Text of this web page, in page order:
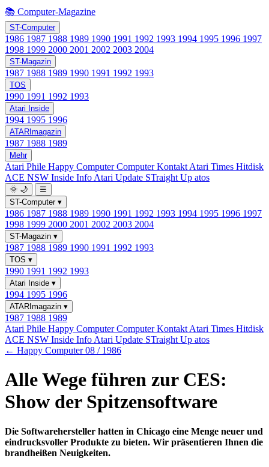
📚 Computer-Magazine
ST-Computer
1986 1987 1988 1989 1990 1991 1992 1993 1994 1995 1996 1997
1998 1999 2000 2001 2002 2003 2004
ST-Magazin
1987 1988 1989 1990 1991 1992 1993
TOS
1990 1991 1992 1993
Atari Inside
1994 1995 1996
ATARImagazin
1987 1988 1989
Mehr
Atari Phile Happy ComputerComputer Kontakt Atari Times Hitdisk
ACE NSW Inside Info Atari Update STraight Up atos
🌞 🌙
☰
ST-Computer ▾
1986 1987 1988 1989 1990 1991 1992 1993 1994 1995 1996 1997
1998 1999 2000 2001 2002 2003 2004
ST-Magazin ▾
1987 1988 1989 1990 1991 1992 1993
TOS ▾
1990 1991 1992 1993
Atari Inside ▾
1994 1995 1996
ATARImagazin ▾
1987 1988 1989
Atari Phile Happy ComputerComputer Kontakt Atari Times Hitdisk
ACE NSW Inside Info Atari Update STraight Up atos
← Happy Computer 08 / 1986
Alle Wege führen zur CES:
Show der Spitzensoftware
Die Softwarehersteller hatten in Chicago eine Menge neuer und
eindrucksvoller Produkte zu bieten. Wir präsentieren Ihnen die
brandheißen Neuigkeiten.